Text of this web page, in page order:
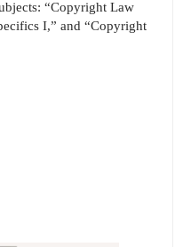
“Copyright Law
I,” and “Copyright